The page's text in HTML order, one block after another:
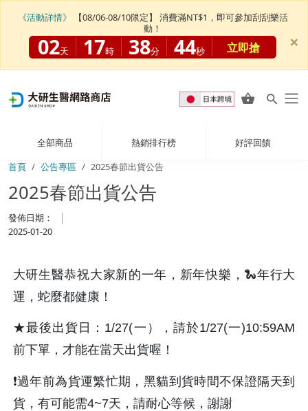
全部商品 熱銷排行榜
好評回饋
首頁
公告專區 2025春節出貨公告
2025春節出貨公告
發佈日期：
2025-01-20
大研生醫恭祝大家新的一年，新年快樂，🐍年行大
運，蛇麼都健康！
★最後出貨日：1/27(一），請於1/27(一)10:59AM
前下單，才能在當天出貨喔！
❗️過年前為貨運繁忙期，黑貓到貨時間不保證隔天到
貨，有可能需4~7天，請耐心等候，謝謝
《活動詳情》
【08/06-08/10限定】 消費滿NT$1，即可參加刮刮樂活
動！
02天 17時 38分 44秒 立即搶 ×